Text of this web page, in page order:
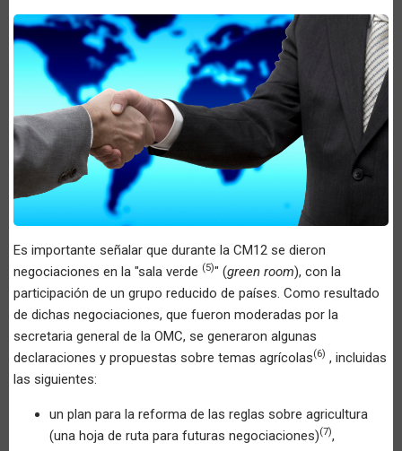
Es importante señalar que durante la CM12 se dieron
negociaciones en la "sala verde (5)" (green room), con la
participación de un grupo reducido de países. Como resultado
de dichas negociaciones, que fueron moderadas por la
secretaria general de la OMC, se generaron algunas
declaraciones y propuestas sobre temas agrícolas(6) , incluidas
las siguientes:
un plan para la reforma de las reglas sobre agricultura
(una hoja de ruta para futuras negociaciones)(7),